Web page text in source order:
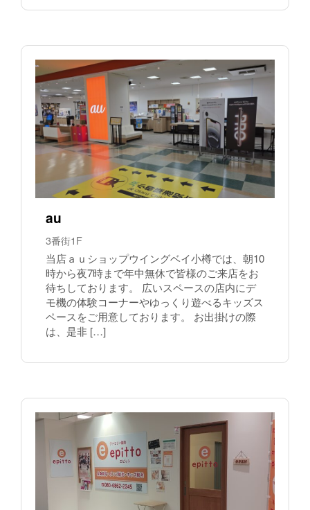
au
3番街1F
当店ａｕショップウイングベイ小樽では、朝10
時から夜7時まで年中無休で皆様のご来店をお
待ちしております。 広いスペースの店内にデ
モ機の体験コーナーやゆっくり遊べるキッズス
ペースをご用意しております。 お出掛けの際
は、是非 […]